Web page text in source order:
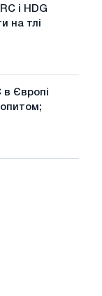
і HDG
на тлі
в Європі